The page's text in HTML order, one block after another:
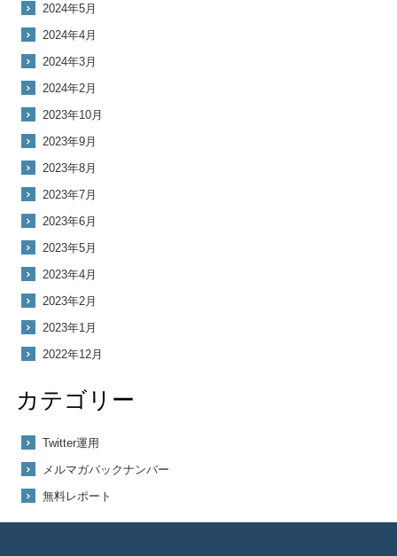
2024年5月
2024年4月
2024年3月
2024年2月
2023年10月
2023年9月
2023年8月
2023年7月
2023年6月
2023年5月
2023年4月
2023年2月
2023年1月
2022年12月
カテゴリー
Twitter運用
メルマガバックナンバー
無料レポート